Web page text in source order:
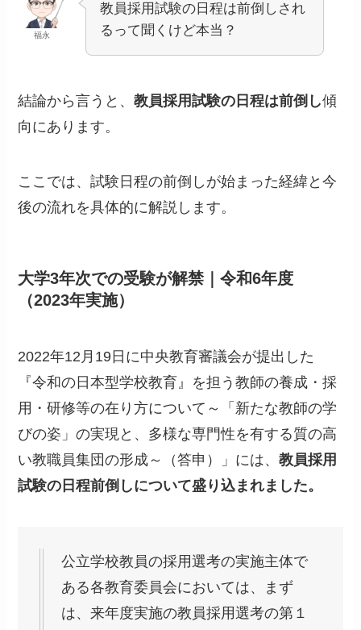
福永
教員採用試験の日程は前倒しされ
るって聞くけど本当？
結論から言うと、教員採用試験の日程は前倒し傾
向にあります。
ここでは、試験日程の前倒しが始まった経緯と今
後の流れを具体的に解説します。
大学3年次での受験が解禁｜令和6年度
（2023年実施）
2022年12月19日に中央教育審議会が提出した
『令和の日本型学校教育』を担う教師の養成・採
用・研修等の在り方について～「新たな教師の学
びの姿」の実現と、多様な専門性を有する質の高
い教職員集団の形成～（答申）」には、教員採用
試験の日程前倒しについて盛り込まれました。
公立学校教員の採用選考の実施主体で
ある各教育委員会においては、まず
は、来年度実施の教員採用選考の第１